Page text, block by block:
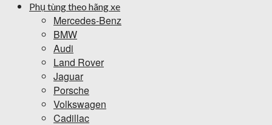
Phụ tùng theo hãng xe
Mercedes-Benz
BMW
Audi
Land Rover
Jaguar
Porsche
Volkswagen
Cadillac